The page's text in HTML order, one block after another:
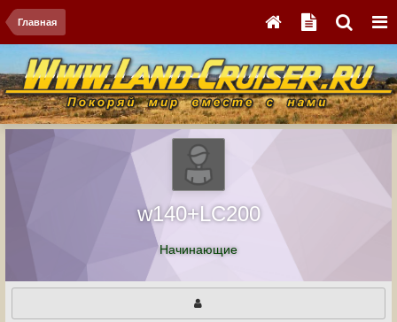
Главная
w140+LC200
Начинающие